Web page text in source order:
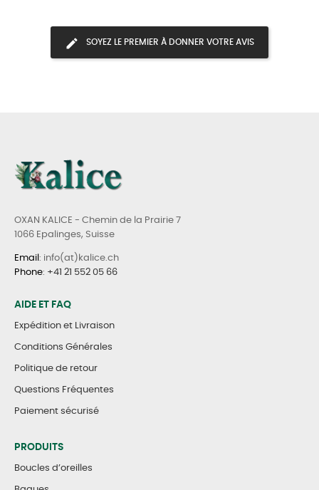
SOYEZ LE PREMIER À DONNER VOTRE AVIS
OXAN KALICE - Chemin de la Prairie 7
1066 Epalinges, Suisse
Email : info(at)kalice.ch
Phone: +41 21 552 05 66
AIDE ET FAQ
Expédition et Livraison
Conditions Générales
Politique de retour
Questions Fréquentes
Paiement sécurisé
PRODUITS
Boucles d’oreilles